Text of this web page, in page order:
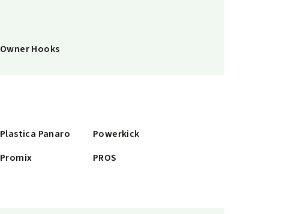
Owner Hooks
Plastica Panaro
Powerkick
Promix
PROS